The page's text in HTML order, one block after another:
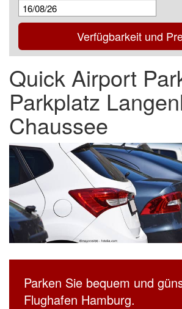
Verfügbarkeit und
Quick Airport
Parkplatz
Chaussee
Parken Sie bequem und
Flughafen Hamburg.